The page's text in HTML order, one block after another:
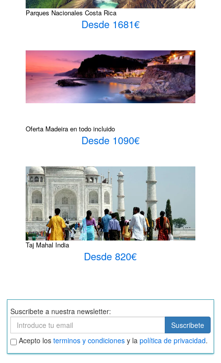
Parques Nacionales Costa Rica
Desde 1681€
Oferta Madeira en todo incluido
Desde 1090€
Taj Mahal India
Desde 820€
Suscribete a nuestra newsletter:
Suscribete
Suscribete
Aceptar
términos
y
Acepto los terminos y condiciones y la política de privacidad.